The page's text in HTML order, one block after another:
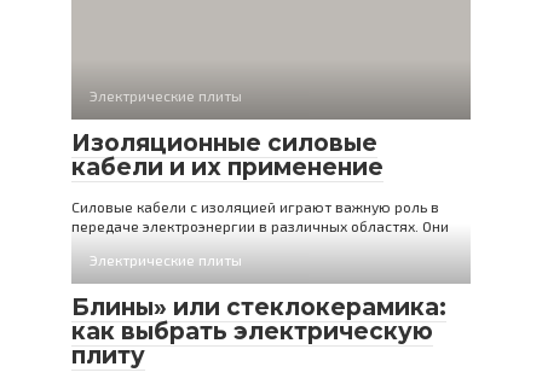
Электрические плиты
Изоляционные силовые
кабели и их применение
Силовые кабели с изоляцией играют важную роль в
передаче электроэнергии в различных областях. Они
Электрические плиты
Блины» или стеклокерамика:
как выбрать электрическую
плиту